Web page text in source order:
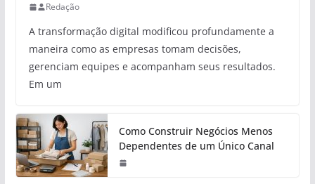
Redação
A transformação digital modificou profundamente a
maneira como as empresas tomam decisões,
gerenciam equipes e acompanham seus resultados.
Em um
Como Construir Negócios Menos
Dependentes de um Único Canal